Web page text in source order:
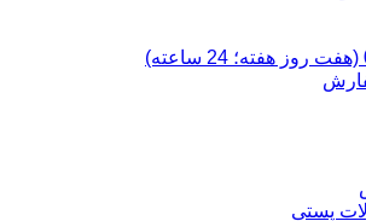
پستی